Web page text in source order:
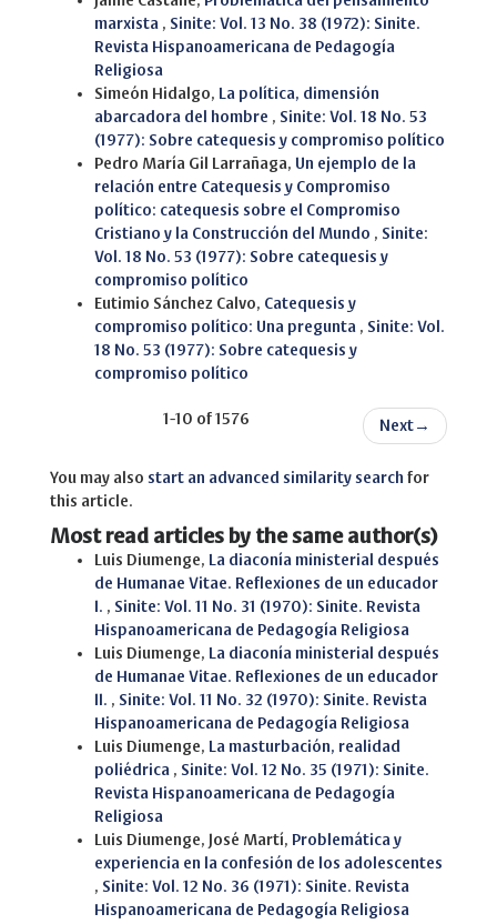
marxista , Sinite: Vol. 13 No. 38 (1972): Sinite.
Revista Hispanoamericana de Pedagogía
Religiosa
Simeón Hidalgo, La política, dimensión
abarcadora del hombre , Sinite: Vol. 18 No. 53
(1977): Sobre catequesis y compromiso político
Pedro María Gil Larrañaga, Un ejemplo de la
relación entre Catequesis y Compromiso
político: catequesis sobre el Compromiso
Cristiano y la Construcción del Mundo , Sinite:
Vol. 18 No. 53 (1977): Sobre catequesis y
compromiso político
Eutimio Sánchez Calvo, Catequesis y
compromiso político: Una pregunta , Sinite: Vol.
18 No. 53 (1977): Sobre catequesis y
compromiso político
1-10 of 1576 Next →
You may also start an advanced similarity search for
this article.
Most read articles by the same author(s)
Luis Diumenge, La diaconía ministerial después
de Humanae Vitae. Reflexiones de un educador
I. , Sinite: Vol. 11 No. 31 (1970): Sinite. Revista
Hispanoamericana de Pedagogía Religiosa
Luis Diumenge, La diaconía ministerial después
de Humanae Vitae. Reflexiones de un educador
II. , Sinite: Vol. 11 No. 32 (1970): Sinite. Revista
Hispanoamericana de Pedagogía Religiosa
Luis Diumenge, La masturbación, realidad
poliédrica , Sinite: Vol. 12 No. 35 (1971): Sinite.
Revista Hispanoamericana de Pedagogía
Religiosa
Luis Diumenge, José Martí, Problemática y
experiencia en la confesión de los adolescentes
, Sinite: Vol. 12 No. 36 (1971): Sinite. Revista
Hispanoamericana de Pedagogía Religiosa